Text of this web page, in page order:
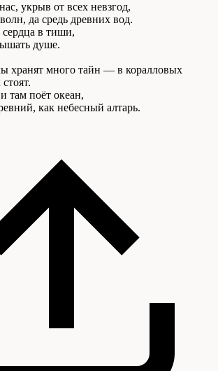
укрыв от всех невзгод,
да средь древних вод.
сердца в тиши,
душе.
хранят много тайн — в коралловых
там поёт океан,
как небесный алтарь.